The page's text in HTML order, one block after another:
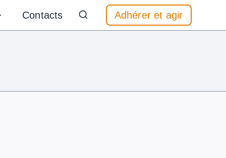
Contacts Adhérer et agir